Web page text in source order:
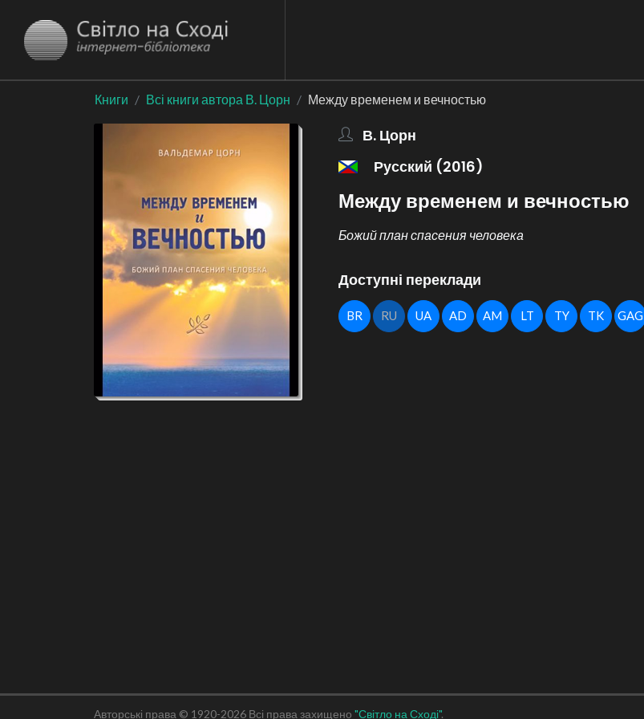
Книги Всі книги автора В. Цорн Между временем и вечностью
В. Цорн
Русский (2016)
Между временем и вечностью
Божий план спасения человека
Доступні переклади
BR RU UA AD AM LT TY TK GAG
Авторські права © 1920-2026 Всі права захищено "Світло на Сході".